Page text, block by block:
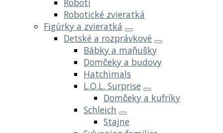
Roboti
Robotické zvieratká
Figúrky a zvieratká
Detské a rozprávkové
Bábky a maňušky
Domčeky a budovy
Hatchimals
L.O.L. Surprise
Domčeky a kufríky
Schleich
Stajne